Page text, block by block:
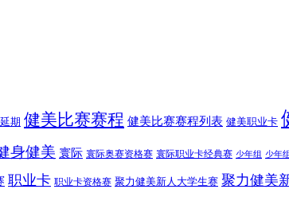
期 健美比赛赛程 健美比赛赛程列表 健美职业卡
身健美 寰际 寰际奥赛资格赛 寰际职业卡经典赛 少年组 少年
职业卡 职业卡资格赛 聚力健美新人大学生赛 聚力健美